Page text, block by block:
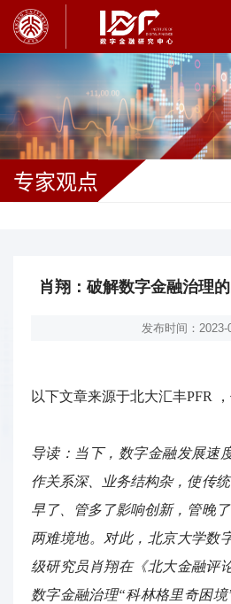
专家观点
肖翔：破解数字金融治理
发布时间：2023-
以下文章来源于北大汇丰PFR
导读：当下，数字金融发展速
作关系深、业务结构杂，使传
早了、管多了影响创新，管晚
两难境地。对此，北京大学数
级研究员肖翔在《北大金融评
数字金融治理“科林格里奇困